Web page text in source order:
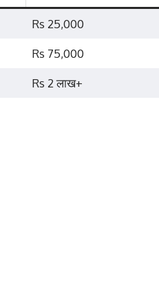
Rs 25,000
Rs 75,000
Rs 2 लाख+